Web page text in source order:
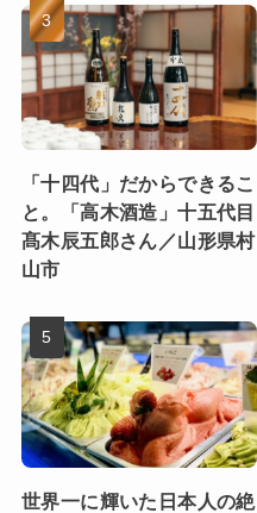
「十四代」だからできるこ
と。「高木酒造」十五代目
髙木辰五郎さん／山形県村
山市
世界一に輝いた日本人の絶